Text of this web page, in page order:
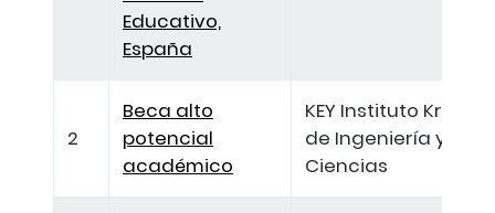
Educativo,
España
2
Beca alto
potencial
académico
KEY Instituto Kriete
de Ingeniería y
Ciencias